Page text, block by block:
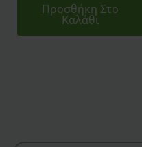
Προσθήκη Στο
Καλάθι